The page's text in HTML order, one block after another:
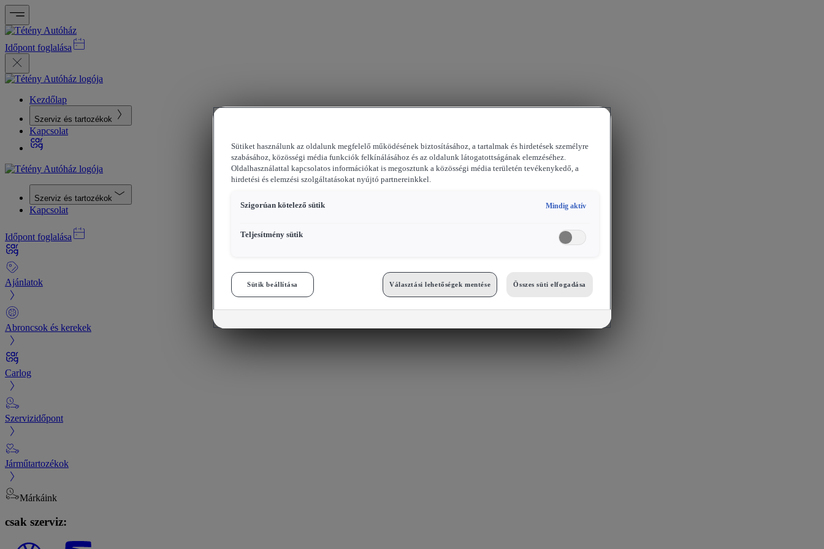
Időpont foglalása
Kezdőlap
Szerviz és tartozékok
Kapcsolat
Szerviz és tartozékok
Kapcsolat
Időpont foglalása
Ajánlatok
Abroncsok és kerekek
Carlog
Szervizidőpont
Járműtartozékok
Márkáink
csak szerviz:
Sütiket használunk az oldalunk megfelelő működésének biztosításához, a tartalmak és hirdetések személyre
szabásához, közösségi média funkciók felkínálásához és az oldalunk látogatottságának elemzéséhez.
Oldalhasználattal kapcsolatos információkat is megosztunk a közösségi média területén tevékenykedő, a
hirdetési és elemzési szolgáltatásokat nyújtó partnereinkkel.
Szigorúan kötelező sütik Mindig aktív
Teljesítmény sütik
Sütik beállítása Választási lehetőségek mentése Összes süti elfogadása